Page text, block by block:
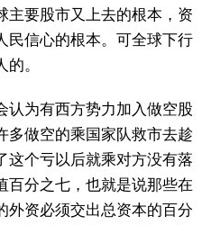
主要股市又上去的根本，资
民信心的根本。可全球下行
。
认为有西方势力加入做空股
多做空的乘国家队救市去趁
这个亏以后就乘对方没有落
百分之七，也就是说那些在
外资必须交出总资本的百分